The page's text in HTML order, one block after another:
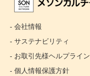
- 会社情報
- サステナビリティ
- お取引先様ヘルプライン
- 個人情報保護方針